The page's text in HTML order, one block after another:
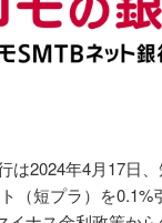
は2024年4月17日
（短プラ）を0.1%